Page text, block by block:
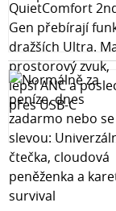
Objednejte si ho